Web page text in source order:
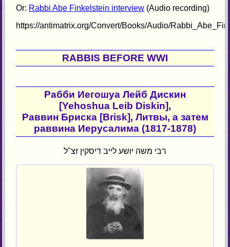
Or: Rabbi Abe Finkelstein interview (Audio recording)
https://antimatrix.org/Convert/Books/Audio/
RABBIS BEFORE WWI
Рабби Иегошуа Лейб Дискин
[Yehoshua Leib Diskin],
Раввин Бриска [Brisk], Литвы, а затем
раввина Иерусалима (1817-1878)
רבי משה יושע לייב דיסקין זצ"ל